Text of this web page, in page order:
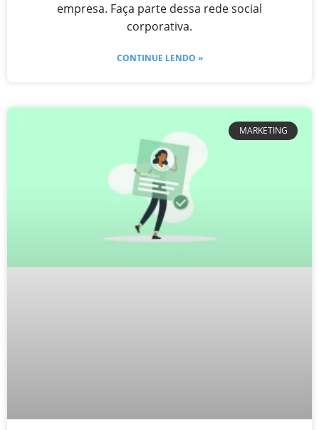
empresa. Faça parte dessa rede social
corporativa.
CONTINUE LENDO »
MARKETING